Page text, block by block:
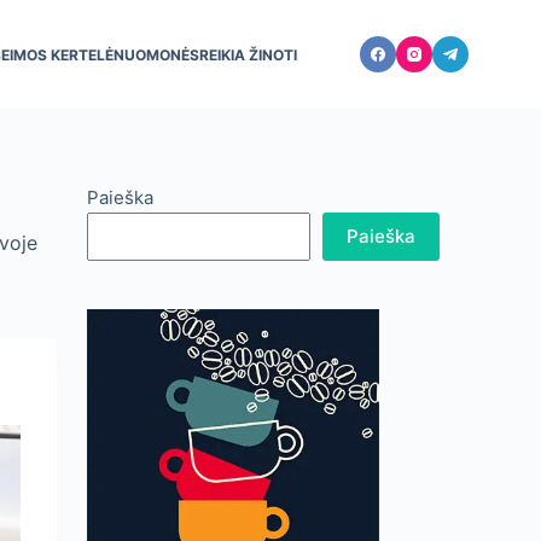
KERTELĖNUOMONĖSREIKIA ŽINOTI
Paieška
Paieška